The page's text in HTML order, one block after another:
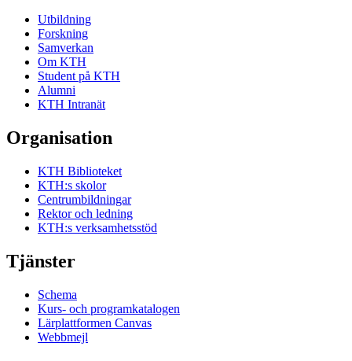
Utbildning
Forskning
Samverkan
Om KTH
Student på KTH
Alumni
KTH Intranät
Organisation
KTH Biblioteket
KTH:s skolor
Centrumbildningar
Rektor och ledning
KTH:s verksamhetsstöd
Tjänster
Schema
Kurs- och programkatalogen
Lärplattformen Canvas
Webbmejl